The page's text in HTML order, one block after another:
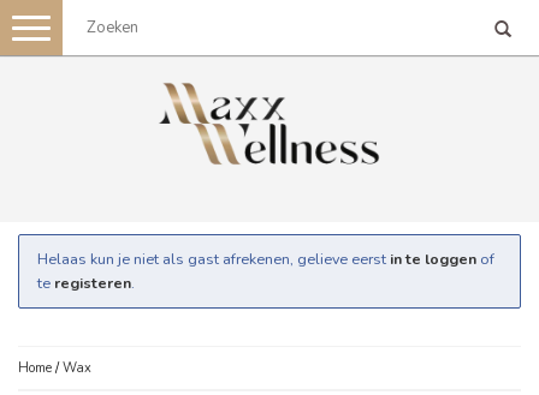
Toggle
navigation
Helaas kun je niet als gast afrekenen, gelieve eerst in te loggen of
te registeren.
Home /Wax